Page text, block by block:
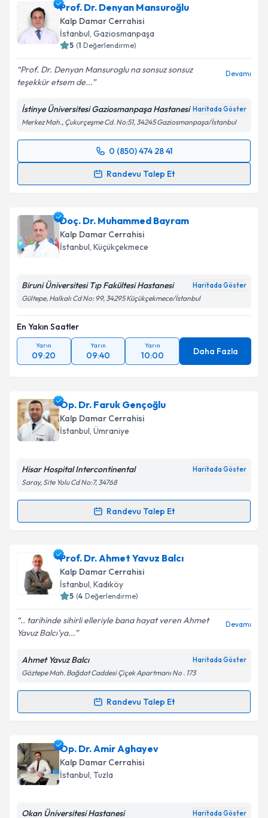
Prof. Dr. Denyan Mansuroğlu
Kalp Damar Cerrahisi
İstanbul, Gaziosmanpaşa
5 (1 Değerlendirme)
Prof. Dr. Denyan Mansuroglu na sonsuz sonsuz
teşekkür etsem de...
Devamı
İstinye Üniversitesi Gaziosmanpaşa Hastanesi Haritada Göster
Merkez Mah., Çukurçeşme Cd. No:51, 34245 Gaziosmanpaşa/İstanbul
0 (850) 474 28 41
Randevu Talep Et
Randevu Takvimi Talebi
için bir takvim hazırlandığında e-posta ile
bilgilendireceğiz.
E-posta Adresiniz
Kişisel verilerimin işlenmesine ilişkinAydınlatma
Metni
kapsamda işlenmesini kabul ediyorum.
Doç. Dr. Muhammed Bayram
Kalp Damar Cerrahisi
İstanbul, Küçükçekmece
Biruni Üniversitesi Tıp Fakültesi Hastanesi Haritada Göster
Gültepe, Halkalı Cd No: 99, 34295 Küçükçekmece/İstanbul
En Yakın Saatler
Yarın
09:20
Yarın
09:40
Yarın
10:00 Daha Fazla
Op. Dr. Faruk Gençoğlu
Kalp Damar Cerrahisi
İstanbul, Ümraniye
Hisar Hospital Intercontinental Haritada Göster
Saray, Site Yolu Cd No:7, 34768
Randevu Talep Et
Randevu Takvimi Talebi
Op. Dr. Faruk Gençoğluiçin randevu takvimi talebi
oluşturun. Size bu uzmandan randevu almanız için bir
takvim hazırlandığında e-posta ile bilgilendireceğiz.
Kişisel verilerimin işlenmesine ilişkin
Aydınlatma
Metni'ni okudum ve kişisel verilerimin belirtilen
kapsamda işlenmesini kabul ediyorum.
Prof. Dr. Ahmet Yavuz Balcı
Kalp Damar Cerrahisi
İstanbul, Kadıköy
5 (4 Değerlendirme)
.. tarihinde sihirli elleriyle bana hayat veren Ahmet
Yavuz Balcı’ya...
Devamı
Ahmet Yavuz Balcı Haritada Göster
Göztepe Mah. Bağdat Caddesi Çiçek Apartmanı No . 173
Randevu Talep Et
Randevu Takvimi Talebi
Prof. Dr. Ahmet Yavuz Balcıiçin randevu takvimi
talebi oluşturun. Size bu uzmandan randevu almanız
için bir takvim hazırlandığında e-posta ile
bilgilendireceğiz.
E-posta Adresiniz
Op. Dr. Amir Aghayev
Kalp Damar Cerrahisi
İstanbul, Tuzla
Okan Üniversitesi Hastanesi Haritada Göster